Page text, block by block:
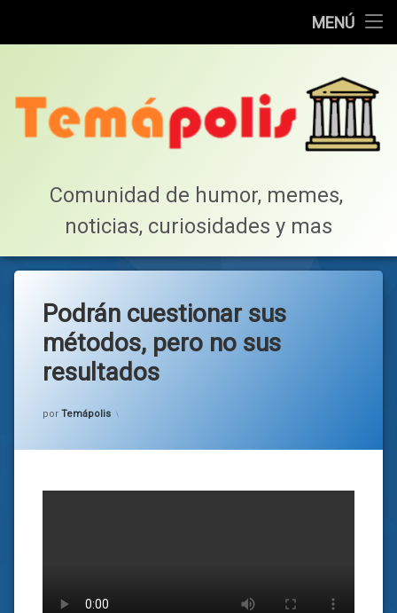
MENÚ
Lista de Megapost
Tabla de puntos
Comunidad de humor, memes,
noticias, curiosidades y mas
Podrán cuestionar sus
métodos, pero no sus
resultados
por Temápolis